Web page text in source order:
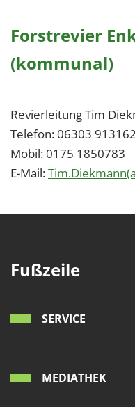
Forstrevier
(kommunal)
Revierleitung Tim
Telefon: 06303 913162
Mobil: 0175 1850783
E-Mail:
Fußzeile
SERVICE
MEDIATHEK